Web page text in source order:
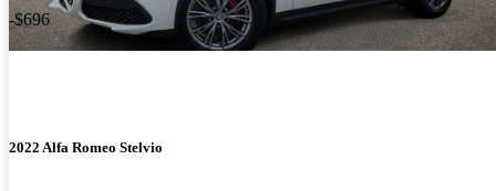
-$696
2022 Alfa Romeo Stelvio